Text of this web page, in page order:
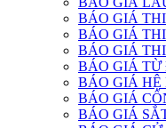
BÁO GIÁ
BÁO GIÁ
BÁO GIÁ
BÁO GIÁ TỪ
BÁO GIÁ HỆ
BÁO GIÁ
BÁO GIÁ